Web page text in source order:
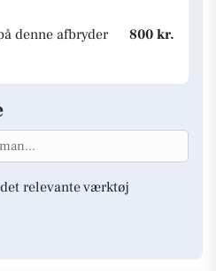
denne afbryder
800 kr.
relevante værktøj